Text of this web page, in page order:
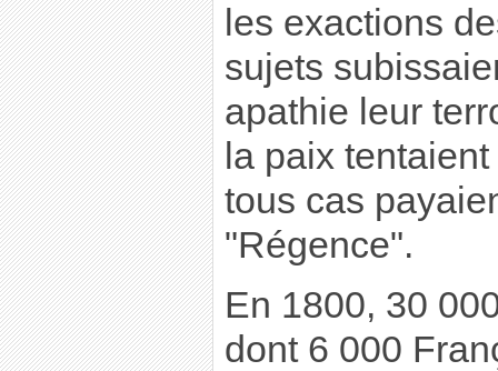
les exactions
sujets
apathie leur
la paix
tous cas
"Régence".
En 1800, 30
dont 6 000